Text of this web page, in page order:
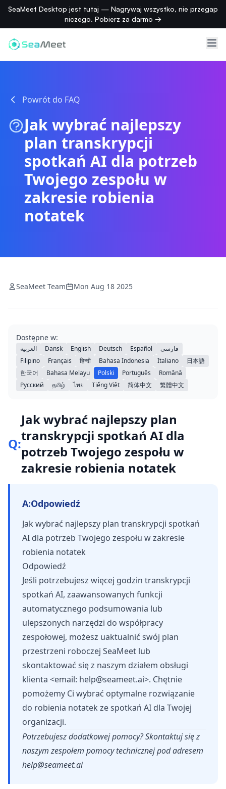
SeaMeet Desktop jest tutaj — Nagrywaj wszystko, nie przegap
niczego. Pobierz za darmo →
Powrót do FAQ
Jak wybrać najlepszy
plan transkrypcji
spotkań AI dla potrzeb
Twojego zespołu w
zakresie robienia
notatek
SeaMeet Team Mon Aug 18 2025
Dostępne w:
العربية Dansk English Deutsch Español
فارسی
Filipino
Français हिन्दी Bahasa Indonesia Italiano
日本語
한국어
Bahasa Melayu Polski Português
Română
Русский
தமிழ் ไทย Tiếng Việt 简体中文 繁體中文
Q:
Jak wybrać najlepszy plan
transkrypcji spotkań AI dla
potrzeb Twojego zespołu w
zakresie robienia notatek
A:Odpowiedź
Jak wybrać najlepszy plan transkrypcji spotkań
AI dla potrzeb Twojego zespołu w zakresie
robienia notatek
Odpowiedź
Jeśli potrzebujesz więcej godzin transkrypcji
spotkań AI, zaawansowanych funkcji
automatycznego podsumowania lub
ulepszonych narzędzi do współpracy
zespołowej, możesz uaktualnić swój plan
przestrzeni roboczej SeaMeet lub
skontaktować się z naszym działem obsługi
klienta <email: help@seameet.ai>. Chętnie
pomożemy Ci wybrać optymalne rozwiązanie
do robienia notatek ze spotkań AI dla Twojej
organizacji.
Potrzebujesz dodatkowej pomocy? Skontaktuj się z
naszym zespołem pomocy technicznej pod adresem
help@seameet.ai